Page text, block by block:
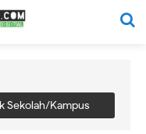
Sekolah/Kampus